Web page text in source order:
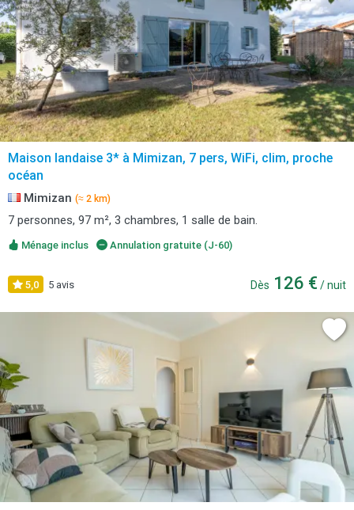
Maison landaise 3* à Mimizan, 7 pers, WiFi, clim, proche
océan
Mimizan (≈ 2 km)
7 personnes, 97 m², 3 chambres, 1 salle de bain.
Ménage inclus Annulation gratuite (J-60)
5,0 5 avis Dès 126 € / nuit